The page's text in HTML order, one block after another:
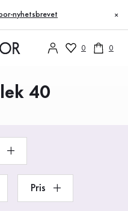
nyhetsbrevet ×
0 0
40
Pris